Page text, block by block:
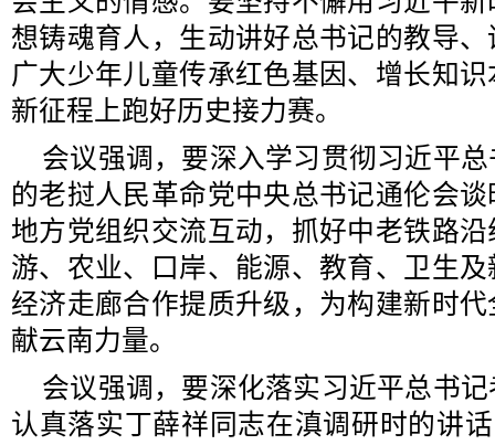
想铸魂育人，生动讲好总书记的教导
广大少年儿童传承红色基因、增长知
新征程上跑好历史接力赛。
会议强调，要深入学习贯彻习近平
的老挝人民革命党中央总书记通伦会
地方党组织交流互动，抓好中老铁路
游、农业、口岸、能源、教育、卫生
经济走廊合作提质升级，为构建新时
献云南力量。
会议强调，要深化落实习近平总书
认真落实丁薛祥同志在滇调研时的讲